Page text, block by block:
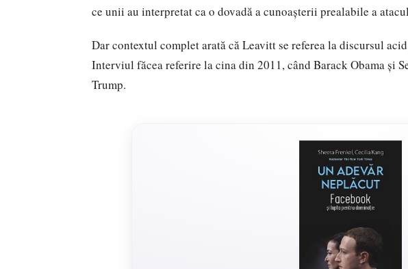
ce unii au interpretat ca o dovadă a cunoașterii prealabile a
Dar contextul complet arată că Leavitt se referea la discursul
Interviul făcea referire la cina din 2011, când Barack Obama și
Trump.